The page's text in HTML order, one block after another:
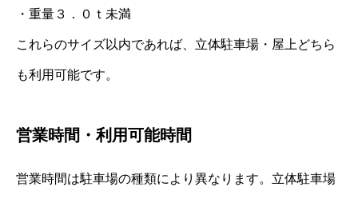
・重量３．０ｔ未満
これらのサイズ以内であれば、立体駐車場・屋上どちら
も利用可能です。
営業時間・利用可能時間
営業時間は駐車場の種類により異なります。立体駐車場